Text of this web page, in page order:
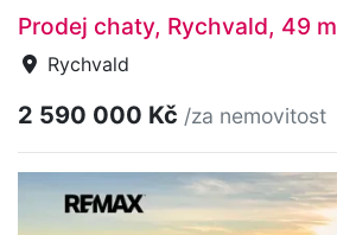
Prodej chaty, Rychvald, 49 m
Rychvald
2 590 000 Kč /za nemovitost